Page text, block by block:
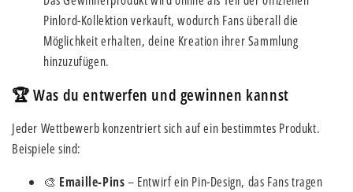
Pinlord-Kollektion verkauft, wodurch Fans überall die
Möglichkeit erhalten, deine Kreation ihrer Sammlung
hinzuzufügen.
🏆 Was du entwerfen und gewinnen kannst
Jeder Wettbewerb konzentriert sich auf ein bestimmtes Produkt.
Beispiele sind:
🎨 Emaille-Pins– Entwirf ein Pin-Design, das Fans tragen